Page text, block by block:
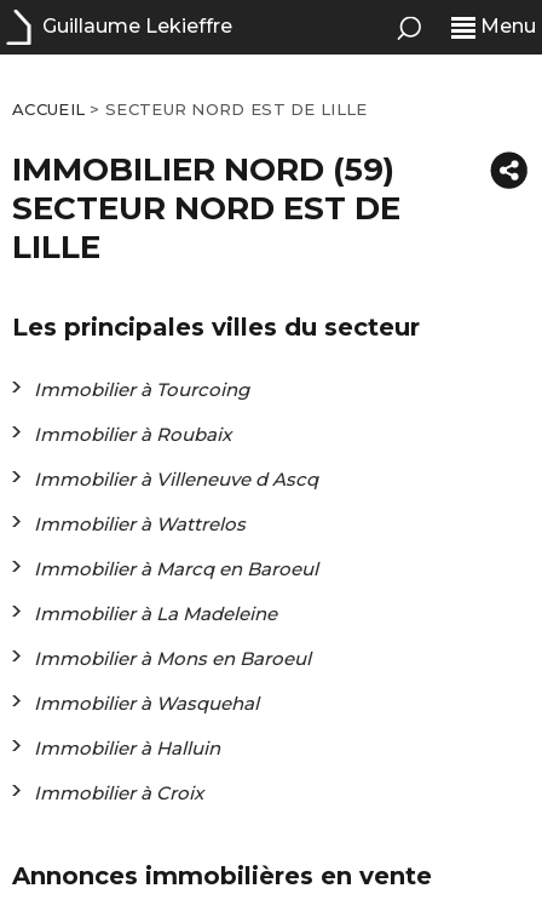
Guillaume Lekieffre Menu
ACCUEIL >SECTEUR NORD EST DE LILLE
IMMOBILIER NORD (59)
SECTEUR NORD EST DE
LILLE
Les principales villes du secteur
Immobilier à Tourcoing
Immobilier à Roubaix
Immobilier à Villeneuve d Ascq
Immobilier à Wattrelos
Immobilier à Marcq en Baroeul
Immobilier à La Madeleine
Immobilier à Mons en Baroeul
Immobilier à Wasquehal
Immobilier à Halluin
Immobilier à Croix
Annonces immobilières en vente